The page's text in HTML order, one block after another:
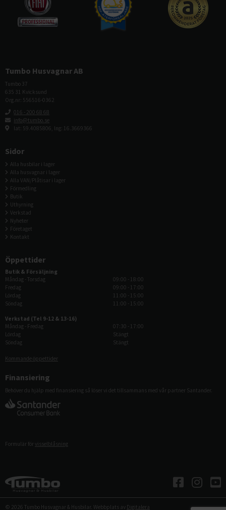
Tumbo Husvagnar AB
Tumbo 37
635 31 Kvicksund
Org.nr: 556516-0362
016 - 200 68 68
info@tumbo.se
lat: 59.4085806, lng: 16.3669366
Sidor
Alla husbilar i lager
Alla husvagnar i lager
Alla VAN/Plåtisar i lager
Förmedling
Butik
Uthyrning
Verkstad
Nyheter
Företaget
Kontakt
Öppettider
Butik & Försäljning
Måndag - Torsdag
Fredag
Lördag
Söndag
09:00 - 18:00
09:00 - 17:00
11:00 - 15:00
11:00 - 15:00
Verkstad (Tel 9-12 & 13-16)
Måndag - Fredag
Lördag
Söndag
07:30 - 17:00
Stängt
Stängt
Kommande öppettider
Finansiering
Behöver du hjälp med finansiering så löser vi det tillsammans med vår partner Santander.
Formulär för visselblåsning
© 2026 Tumbo Husvagnar & Husbilar. Webbplats av Digitalera